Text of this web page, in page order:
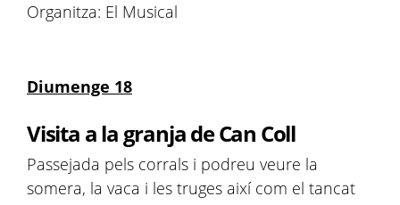
Organitza: El Musical
Diumenge 18
Visita a la granja de Can Coll
Passejada pels corrals i podreu veure la
somera, la vaca i les truges així com el tancat